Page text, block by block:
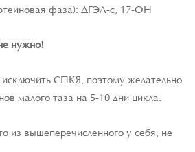
фаза): ДГЭА-с, 17-ОН
нужно!
СПКЯ, поэтому желательно
малого таза на 5-10 дни цикла.
из вышеперечисленного у себя, не